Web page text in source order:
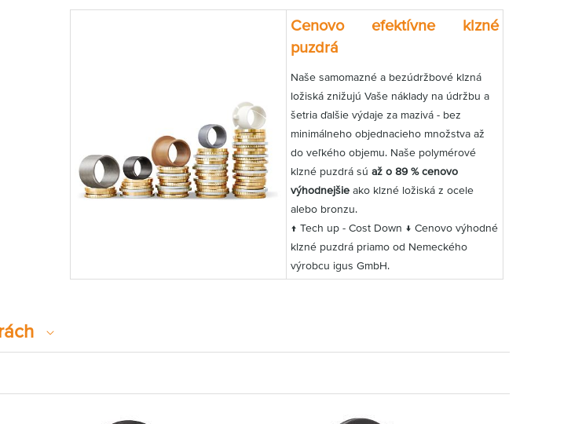
Cenovo efektívne klzné
puzdrá
Naše samomazné a bezúdržbové klzná
ložiská znižujú Vaše náklady na údržbu a
šetria ďalšie výdaje za mazivá - bez
minimálneho objednacieho množstva až
do veľkého objemu. Naše polymérové
klzné puzdrá sú až o 89 % cenovo
výhodnejšie ako klzné ložiská z ocele
alebo bronzu.
↑ Tech up - Cost Down ↓ Cenovo výhodné
klzné puzdrá priamo od Nemeckého
výrobcu igus GmbH.